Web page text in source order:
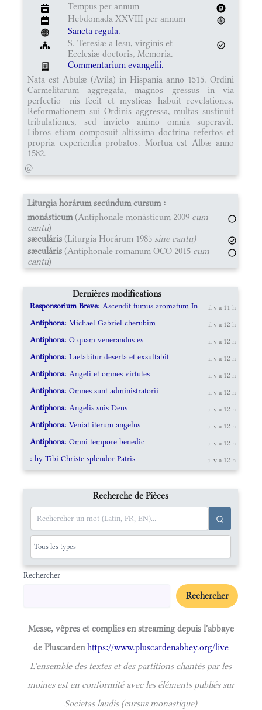
Tempus per annum
Hebdomada XXVIII per annum
Sancta regula.
S. Teresiæ a Iesu, virginis et
Ecclesiæ doctoris, Memoria.
Commentarium evangelii.
Nata est Abulæ (Avila) in Hispania anno 1515. Ordini
Carmelitarum aggregata, magnos gressus in via
perfectio- nis fecit et mysticas habuit revelationes.
Reformationem sui Ordinis aggressa, multas sustinuit
tribulationes, sed invicto animo omnia superavit.
Libros etiam composuit altissima doctrina refertos et
propria experientia probatos. Mortua est Albæ anno
1582.
@
Liturgia horárum secúndum cursum :
monásticum(Antiphonale monásticum 2009 cum
cantu)
sæculáris (Liturgia Horárum 1985 sine cantu)
sæculáris (Antiphonale romanum OCO 2015 cum
cantu)
Dernières modifications
Responsorium Breve: Ascendit fumus aromatum In il y a 11 h
Antiphona: Michael Gabriel cherubim il y a 12 h
Antiphona: O quam venerandus es il y a 12 h
Antiphona: Laetabitur deserta et exsultabit il y a 12 h
Antiphona: Angeli et omnes virtutes il y a 12 h
Antiphona: Omnes sunt administratorii il y a 12 h
Antiphona: Angelis suis Deus il y a 12 h
Antiphona: Veniat iterum angelus il y a 12 h
Antiphona: Omni tempore benedic il y a 12 h
: hy Tibi Christe splendor Patris il y a 12 h
Recherche de Pièces
Rechercher
Rechercher
Messe, vêpres et complies en streaming depuis l'abbaye
de Pluscardenhttps://www.pluscardenabbey.org/live
L'ensemble des textes et des partitions chantés par les
moines est en conformité avec les éléments publiés sur
Societas laudis (cursus monastique)